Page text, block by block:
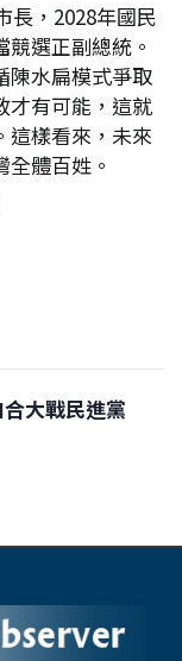
長，2028年國民
選正副總統。
陳水扁模式爭取
才有可能，這就
這樣看來，未來
體百姓。
大戰民進黨